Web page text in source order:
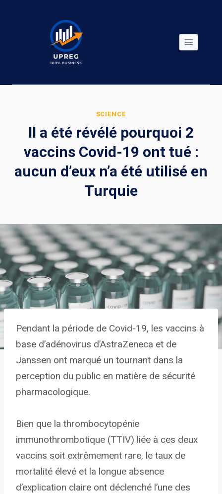
SCIENCE
Il a été révélé pourquoi 2
vaccins Covid-19 ont tué :
aucun d’eux n’a été utilisé en
Turquie
Pendant la période de Covid-19, les vaccins à
base d’adénovirus d’AstraZeneca et de
Janssen ont marqué un tournant dans la
perception du public en matière de sécurité
pharmacologique.
Bien que la thrombocytopénie
immunothrombotique (TTIV) liée à ces deux
vaccins soit extrêmement rare, le taux de
mortalité élevé et la longue absence
d’explication claire ont déclenché l’une des